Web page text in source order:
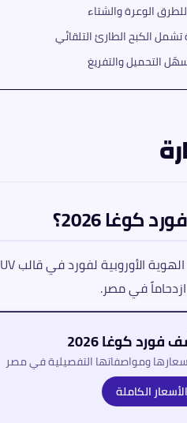
الوعرة والشتاء
الكبح الطارئ التلقائي
التحميل والتفريغ
كوغا 2026؟
كوغا 2026
ومواصفاتها التفصيلية في مصر
الكاملة